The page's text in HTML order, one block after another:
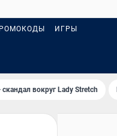
ИГРЫ
вокруг Lady Stretch